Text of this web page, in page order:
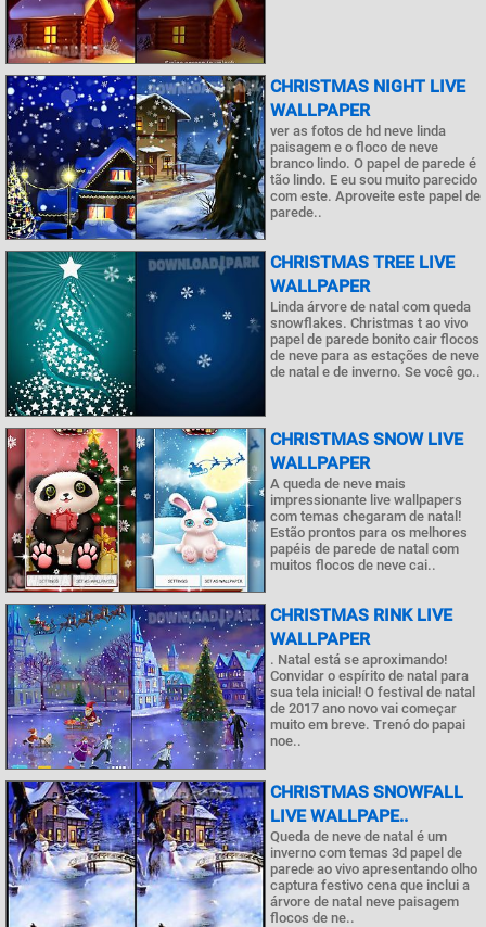
CHRISTMAS NIGHT LIVE
WALLPAPER
ver as fotos de hd neve linda
paisagem e o floco de neve
branco lindo. O papel de parede é
tão lindo. E eu sou muito parecido
com este. Aproveite este papel de
parede..
CHRISTMAS TREE LIVE
WALLPAPER
Linda árvore de natal com queda
snowflakes. Christmas t ao vivo
papel de parede bonito cair flocos
de neve para as estações de neve
de natal e de inverno. Se você go..
CHRISTMAS SNOW LIVE
WALLPAPER
A queda de neve mais
impressionante live wallpapers
com temas chegaram de natal!
Estão prontos para os melhores
papéis de parede de natal com
muitos flocos de neve cai..
CHRISTMAS RINK LIVE
WALLPAPER
. Natal está se aproximando!
Convidar o espírito de natal para
sua tela inicial! O festival de natal
de 2017 ano novo vai começar
muito em breve. Trenó do papai
noe..
CHRISTMAS SNOWFALL
LIVE WALLPAPE..
Queda de neve de natal é um
inverno com temas 3d papel de
parede ao vivo apresentando olho
captura festivo cena que inclui a
árvore de natal neve paisagem
flocos de ne..